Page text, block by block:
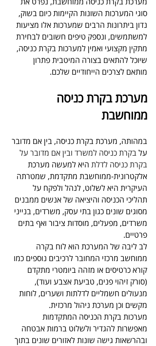
סוגי המערכות השונות הקיימות כיום בשוק,
נדון ביתרונות הרבים שמערכות אלו מציעות
למשתמשים, ונספק טיפים חשובים לבחירת
מתקין מקצועי ואמין למערכות בקרת כניסה,
שיוכל להתאים בצורה המיטבית פתרון
מותאם לצרכים הייחודיים שלכם.
מערכת בקרת כניסה
ממוחשבת
במהותה, מערכת בקרת כניסה, בין אם מדובר
על בקרת כניסה למשרד ובין אם מדובר על
בקרת כניסה לדלת היא למעשה מערכת
אלקטרונית-ממוחשבת מתקדמת, שמטרתה
העיקרית היא לשלוט, לנהל ולפקח על
תהליכי הכניסה והיציאה של אנשים ממבנים
מסוגים שונים כגון בתי עסק, משרדים, בנייני
משרדים, מפעלים, מוסדות ציבור ואף בתים
פרטיים.
לב ליבה של המערכת הוא לוח בקרה
ממוחשב מרכזי המחובר לרכיבים נוספים כמו
קורא כרטיסים או מזהה ביומטרי מתקדם
(סורק זיהוי פנים, טביעת אצבע ועוד),
מנעולים חשמליים לדלתות ושערים, לוחות
מקשים וכן מערכת ניהול מרכזית.
מערכות בקרת הכניסה המתקדמות
מאפשרות להגדיר ולשלוט ברמות אבטחה
ובהרשאות גישה שונות לאזורים שונים בתוך